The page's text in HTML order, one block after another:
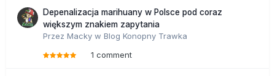
Depenalizacja marihuany w Polsce pod coraz
większym znakiem zapytania
Przez Macky w Blog Konopny Trawka
1 comment